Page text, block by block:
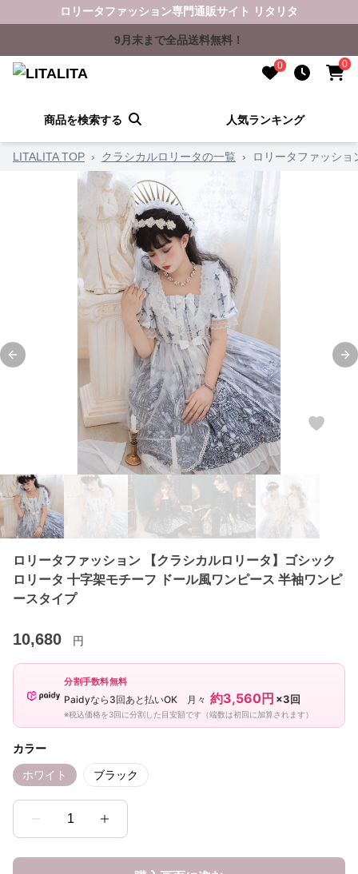
ロリータファッション専門通販サイト リタリタ
9月末まで全品送料無料！
0 0
商品を検索する 人気ランキング
LITALITA TOP › クラシカルロリータの一覧 › ロリータファッシ
Previous slide
ロリータファッション 【クラシカルロリータ】ゴシック
ロリータ 十字架モチーフ ドール風ワンピース 半袖ワンピ
ースタイプ
10,680 円
分割手数料無料
Paidyなら3回あと払いOK 月々 約3,560円 ×3回
※税込価格を3回に分割した目安額です（端数は初回に加算されます）
カラー
ホワイト ブラック
1